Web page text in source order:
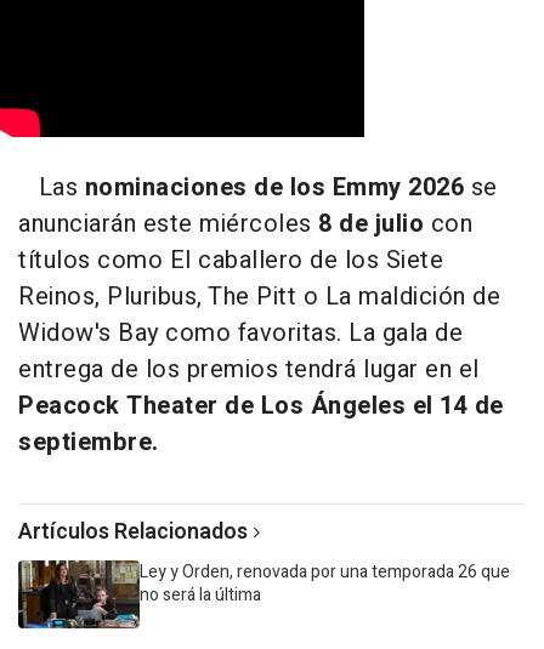
Las nominaciones de los Emmy 2026 se
anunciarán este miércoles 8 de julio con
títulos como El caballero de los Siete
Reinos, Pluribus, The Pitt o La maldición de
Widow's Bay como favoritas. La gala de
entrega de los premios tendrá lugar en el
Peacock Theater de Los Ángeles el 14 de
septiembre.
Artículos Relacionados
Ley y Orden, renovada por una temporada 26 que
no será la última